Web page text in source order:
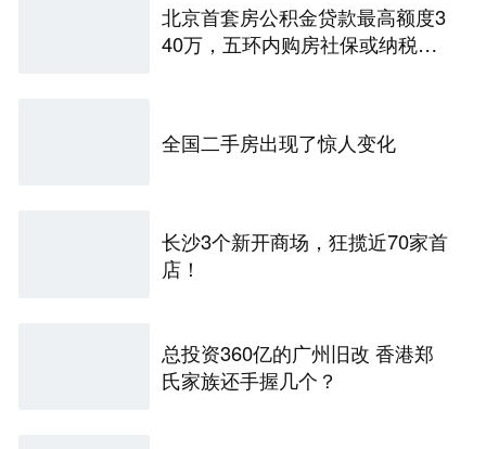
北京首套房公积金贷款最高额度3
40万，五环内购房社保或纳税满
全国二手房出现了惊人变化
长沙3个新开商场，狂揽近70家首
店！
总投资360亿的广州旧改 香港郑
氏家族还手握几个？